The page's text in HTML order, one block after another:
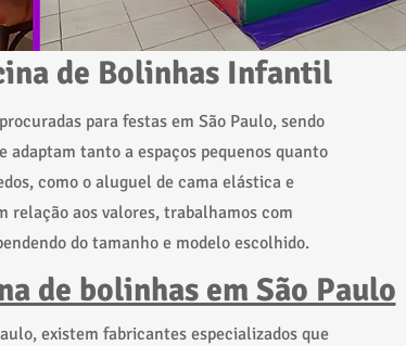
de Bolinhas Infantil
para festas em São Paulo, sendo
adaptam tanto a espaços pequenos quanto
como o aluguel de cama elástica e
relação aos valores, trabalhamos com
do tamanho e modelo escolhido.
de bolinhas em São Paulo
existem fabricantes especializados que